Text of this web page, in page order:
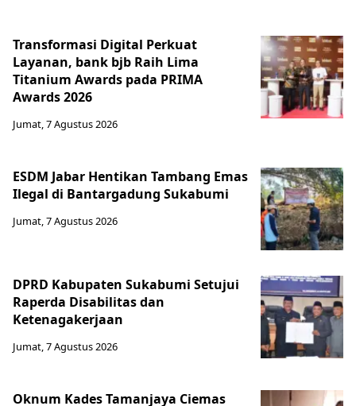
Transformasi Digital Perkuat
Layanan, bank bjb Raih Lima
Titanium Awards pada PRIMA
Awards 2026
Jumat, 7 Agustus 2026
ESDM Jabar Hentikan Tambang Emas
Ilegal di Bantargadung Sukabumi
Jumat, 7 Agustus 2026
DPRD Kabupaten Sukabumi Setujui
Raperda Disabilitas dan
Ketenagakerjaan
Jumat, 7 Agustus 2026
Oknum Kades Tamanjaya Ciemas